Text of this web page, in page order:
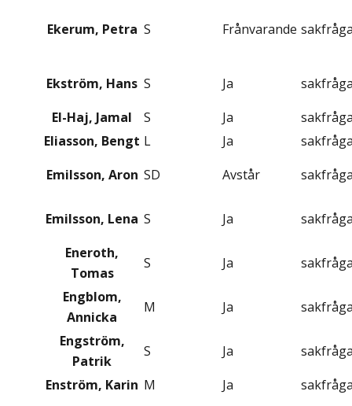
Ekerum, Petra S Frånvarande
Ekström, Hans S Ja
El-Haj, Jamal
S Ja
Eliasson, Bengt L Ja
Emilsson, Aron SD Avstår
Emilsson, Lena S Ja
Eneroth,
Tomas
S Ja
Engblom,
Annicka
M Ja
Engström,
Patrik
S Ja
Enström, Karin M Ja